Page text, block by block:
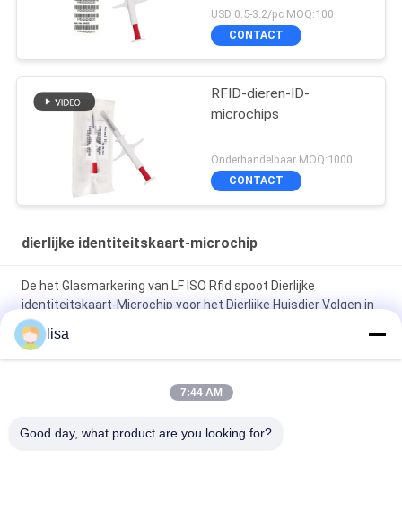
als dier-ID-nummer
USD 0.5-3.2/pc MOQ:100
CONTACT
RFID-dieren-ID-
microchips
Onderhandelbaar MOQ:1000
CONTACT
dierlijke identiteitskaart-microchip
De het Glasmarkering van LF ISO Rfid spoot Dierlijke
identiteitskaart-Microchip voor het Dierlijke Huisdier Volgen in
Injecteerbare de Microchip134.2khz Identiteit Chip For Dogs
Tracking van Transpondersicar Dierlijke identiteitskaart
Van het de Microchipglas van Identiteitskaart van RFID de
van B 134.2KHz 1.4*8 Mm Injecteerbare
lisa
7:44 AM
Good day, what product are you looking for?